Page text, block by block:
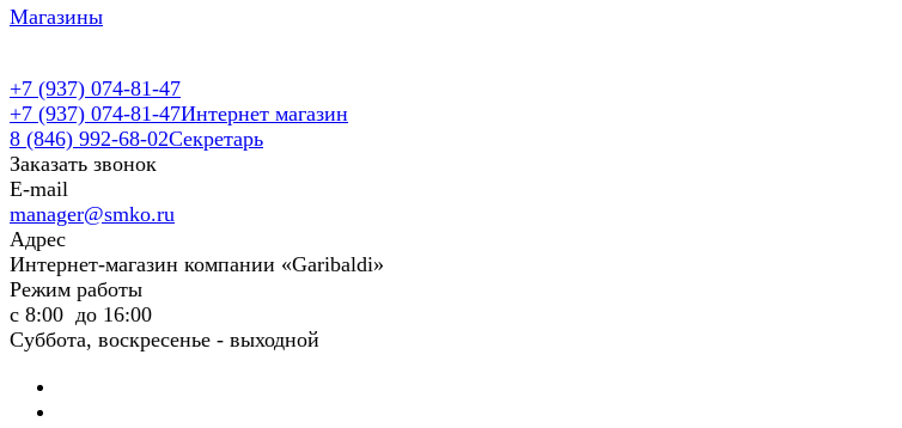
Магазины
+7 (937) 074-81-47
+7 (937) 074-81-47Интернет магазин
8 (846) 992-68-02Секретарь
Заказать звонок
E-mail
manager@smko.ru
Адрес
Интернет-магазин компании «Garibaldi»
Режим работы
с 8:00 до 16:00
Суббота, воскресенье - выходной